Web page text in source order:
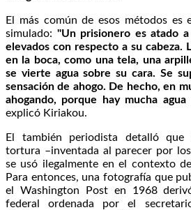
El más común de esos métodos es
simulado: "Un prisionero es atado
elevados con respecto a su cabeza.
en la boca, como una tela, una
se vierte agua sobre su cara. Se
sensación de ahogo. De hecho, en
ahogando, porque hay mucha
explicó Kiriakou.
El también periodista detalló
tortura –inventada al parecer por
se usó ilegalmente en el contexto
Para entonces, una fotografía que
el Washington Post en 1968
federal ordenada por el